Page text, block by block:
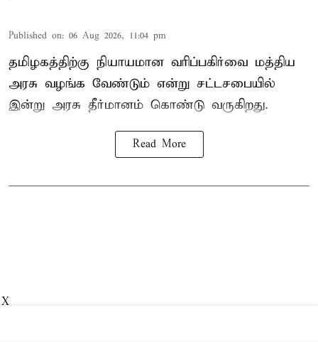
Published on: 06 Aug 2026, 11:04 pm
தமிழகத்திற்கு நியாயமான வரிப்பகிர்வை மத்திய
அரசு வழங்க வேண்டும் என்று சட்டசபையில்
இன்று அரசு தீர்மானம் கொண்டு வருகிறது.
Read More
X